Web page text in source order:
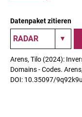
Datenpaket zitieren
Arens, Tilo (2024):
Domains - Codes.
DOI: 10.35097/